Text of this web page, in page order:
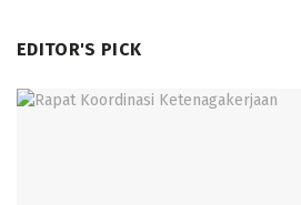
EDITOR'S PICK